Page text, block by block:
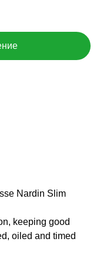
Nardin Slim
keeping good
oiled and timed